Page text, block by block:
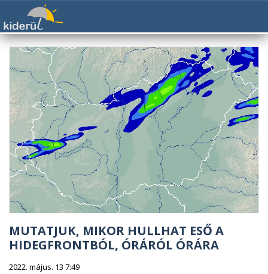
MUTATJUK, MIKOR HULLHAT ESŐ A
HIDEGFRONTBÓL, ÓRÁRÓL ÓRÁRA
2022. május. 13 7:49